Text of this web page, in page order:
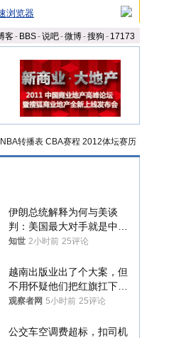
浏览器
客- BBS-说吧-微博-搜狗 - 17173
NBA转播表 CBA赛程 2012体坛赛历
伊朗总统解释为何与美谈
判：美国最大对手就是中
国，但他们也在对话
知世 2小时前 25评论
越南出版业出了个大案，但
不用怀疑他们把红旗扛下去
的决心
观察者网 5小时前 25评论
公交车空调费超标，扣司机